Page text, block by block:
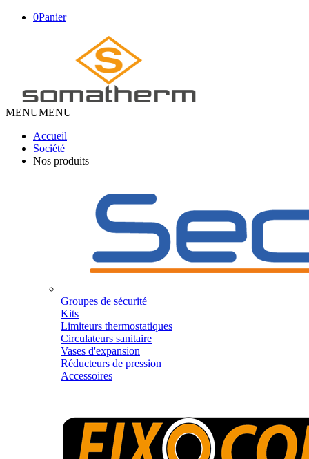
0Panier
MENUMENU
Accueil
Société
Nos produits
Groupes de sécurité
Kits
Limiteurs thermostatiques
Circulateurs sanitaire
Vases d'expansion
Réducteurs de pression
Accessoires